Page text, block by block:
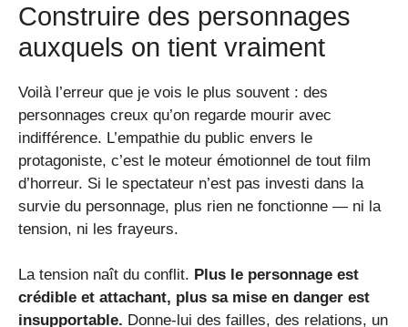
Construire des personnages
auxquels on tient vraiment
Voilà l’erreur que je vois le plus souvent : des
personnages creux qu’on regarde mourir avec
indifférence. L’empathie du public envers le
protagoniste, c’est le moteur émotionnel de tout film
d’horreur. Si le spectateur n’est pas investi dans la
survie du personnage, plus rien ne fonctionne — ni la
tension, ni les frayeurs.
La tension naît du conflit. Plus le personnage est
crédible et attachant, plus sa mise en danger est
insupportable. Donne-lui des failles, des relations, un